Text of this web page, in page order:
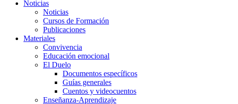
Noticias
Noticias
Cursos de Formación
Publicaciones
Materiales
Convivencia
Educación emocional
El Duelo
Documentos específicos
Guías generales
Cuentos y videocuentos
Enseñanza-Aprendizaje